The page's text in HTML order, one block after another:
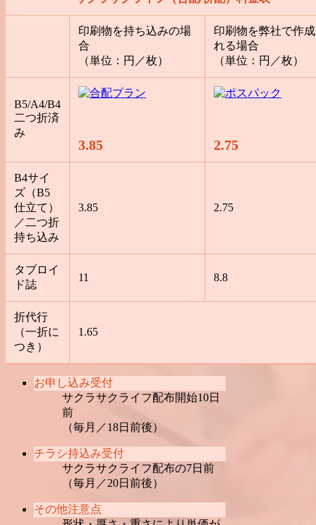
印刷物を持ち込みの場
合
（単位：円／枚）
印刷物を弊社で作
れる場合
（単位：円／枚）
B5/A4/B4
二つ折済
み
3.85 2.75
B4サイ
ズ（B5
仕立て）
／二つ折
持ち込み
3.85 2.75
タブロイ
ド誌
11 8.8
折代行
（一折に
つき）
1.65
お申し込み受付
サクラサクライフ配布開始10日
前
（毎月／18日前後）
チラシ持込み受付
サクラサクライフ配布の7日前
（毎月／20日前後）
その他注意点